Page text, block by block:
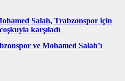
Salah, Trabzonspor için
karşıladı
ve Mohamed Salah’ı